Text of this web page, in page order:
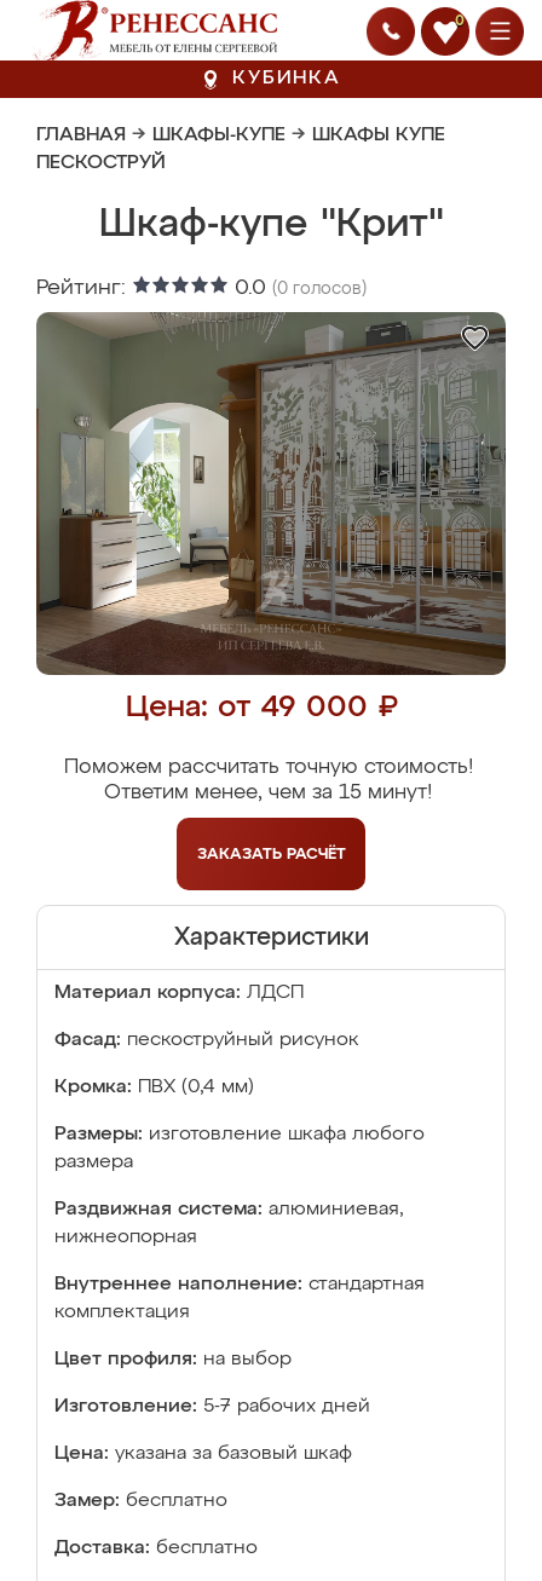
0
КУБИНКА
ГЛАВНАЯ → ШКАФЫ-КУПЕ → ШКАФЫ КУПЕ
ПЕСКОСТРУЙ
Шкаф-купе "Крит"
Рейтинг: 0.0 (0 голосов)
Цена: от 49 000 ₽
Поможем рассчитать точную стоимость!
Ответим менее, чем за 15 минут!
ЗАКАЗАТЬ РАСЧЁТ
Характеристики
Материал корпуса: ЛДСП
Фасад: пескоструйный рисунок
Кромка: ПВХ (0,4 мм)
Размеры: изготовление шкафа любого
размера
Раздвижная система: алюминиевая,
нижнеопорная
Внутреннее наполнение: стандартная
комплектация
Цвет профиля: на выбор
Изготовление: 5-7 рабочих дней
Цена: указана за базовый шкаф
Замер: бесплатно
Доставка: бесплатно